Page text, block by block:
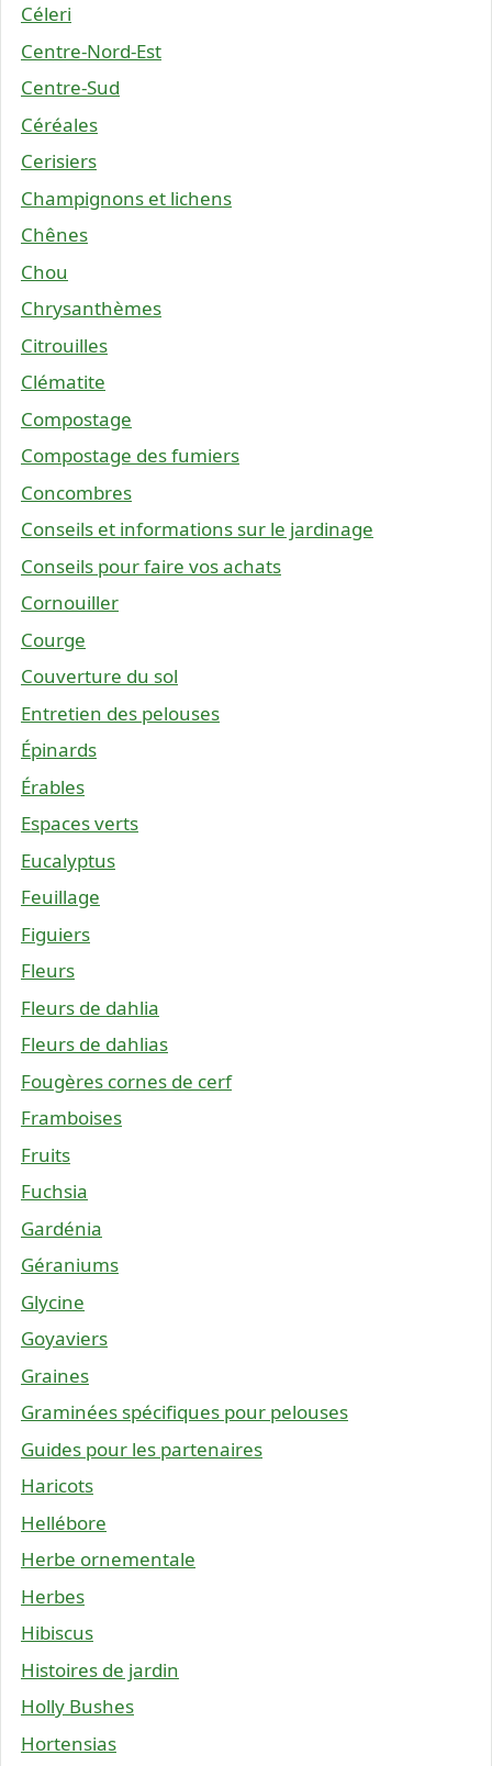
Céleri
Centre-Nord-Est
Centre-Sud
Céréales
Cerisiers
Champignons et lichens
Chênes
Chou
Chrysanthèmes
Citrouilles
Clématite
Compostage
Compostage des fumiers
Concombres
Conseils et informations sur le jardinage
Conseils pour faire vos achats
Cornouiller
Courge
Couverture du sol
Entretien des pelouses
Épinards
Érables
Espaces verts
Eucalyptus
Feuillage
Figuiers
Fleurs
Fleurs de dahlia
Fleurs de dahlias
Fougères cornes de cerf
Framboises
Fruits
Fuchsia
Gardénia
Géraniums
Glycine
Goyaviers
Graines
Graminées spécifiques pour pelouses
Guides pour les partenaires
Haricots
Hellébore
Herbe ornementale
Herbes
Hibiscus
Histoires de jardin
Holly Bushes
Hortensias